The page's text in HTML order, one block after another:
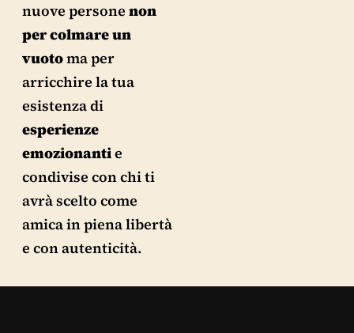
nuove persone non
per colmare un
vuotoma per
arricchire la tua
esistenza di
esperienze
emozionantie
condivise con chi ti
avrà scelto come
amica in piena libertà
e con autenticità.